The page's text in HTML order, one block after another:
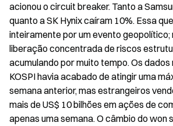
acionou o circuit breaker. Tanto a
quanto a SK Hynix caíram 10%. Essa
inteiramente por um evento geopolítico;
liberação concentrada de riscos
acumulando por muito tempo. Os
KOSPI havia acabado de atingir uma
semana anterior, mas estrangeiros
mais de US$ 10 bilhões em ações de
apenas uma semana. O câmbio do